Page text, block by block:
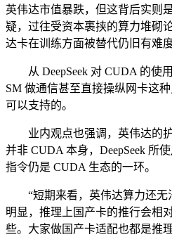
英伟达市值暴跌，但这背后实则
疑，过往受资本裹挟的算力堆砌
达卡在训练方面被替代仍旧有难度
从 DeepSeek 对 CUDA 的使
SM 做通信甚至直接操纵网卡这
可以支持的。
业内观点也强调，英伟达的护
并非 CUDA 本身，DeepSeek 所
指令仍是 CUDA 生态的一环。
“短期来看，英伟达算力还无
明显，推理上国产卡的推行会相
些。大家做国产卡适配也都是推